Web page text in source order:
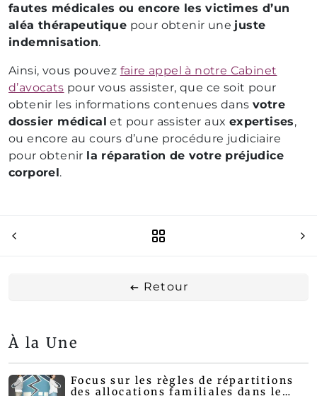
fautes médicales ou encore les victimes d’un
aléa thérapeutique pour obtenir une juste
indemnisation.
Ainsi, vous pouvez faire appel à notre Cabinet
d’avocats pour vous assister, que ce soit pour
obtenir les informations contenues dans votre
dossier médical et pour assister aux expertises,
ou encore au cours d’une procédure judiciaire
pour obtenir la réparation de votre préjudice
corporel.
Retour
À la Une
Focus sur les règles de répartitions
des allocations familiales dans le